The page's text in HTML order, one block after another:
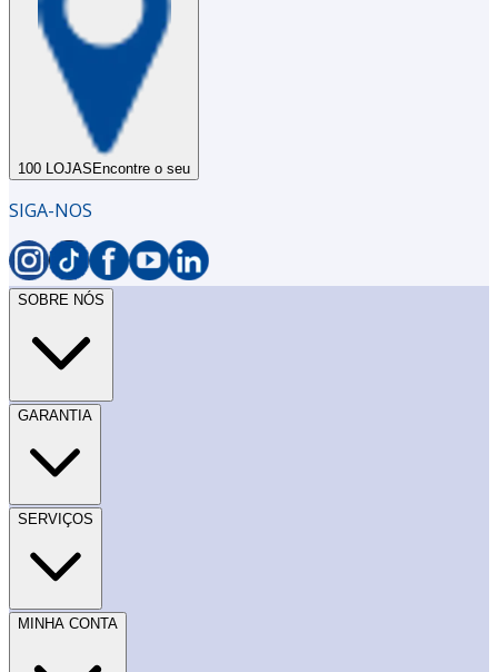
100 LOJAS Encontre o seu
SIGA-NOS
SOBRE NÓS
GARANTIA
SERVIÇOS
MINHA CONTA